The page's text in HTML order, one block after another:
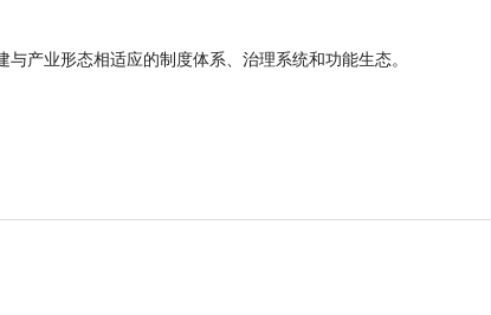
产业形态相适应的制度体系、治理系统和功能生态。